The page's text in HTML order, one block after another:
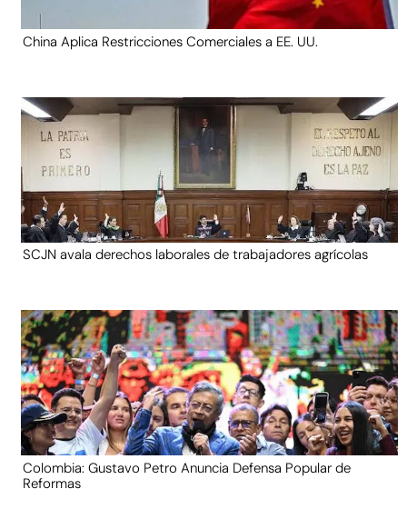
China Aplica Restricciones Comerciales a EE. UU.
SCJN avala derechos laborales de trabajadores agrícolas
Colombia: Gustavo Petro Anuncia Defensa Popular de
Reformas